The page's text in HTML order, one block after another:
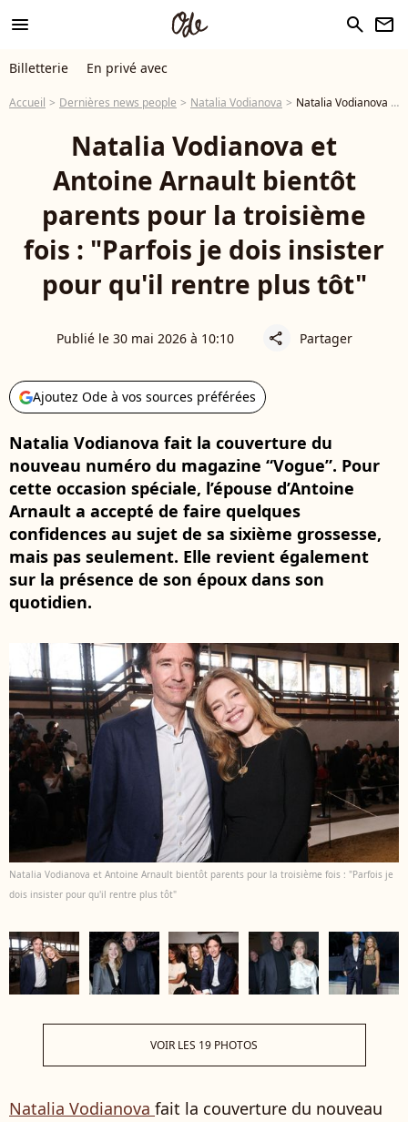
menu search newsletter
Billetterie En privé avec
Accueil Dernières news people Natalia Vodianova Natalia Vodianova et Antoine Arnault bientôt parents pour la troisième fois : "Parfois je dois insister pour qu'il rentre plus tôt"
Natalia Vodianova et
Antoine Arnault bientôt
parents pour la troisième
fois : "Parfois je dois insister
pour qu'il rentre plus tôt"
Publié le 30 mai 2026 à 10:10 share Partager
Ajoutez Ode à vos sources préférées
Natalia Vodianova fait la couverture du
nouveau numéro du magazine “Vogue”. Pour
cette occasion spéciale, l’épouse d’Antoine
Arnault a accepté de faire quelques
confidences au sujet de sa sixième grossesse,
mais pas seulement. Elle revient également
sur la présence de son époux dans son
quotidien.
Natalia Vodianova et Antoine Arnault bientôt parents pour la troisième fois : "Parfois je
dois insister pour qu'il rentre plus tôt"
VOIR LES 19 PHOTOS
Natalia Vodianova fait la couverture du nouveau